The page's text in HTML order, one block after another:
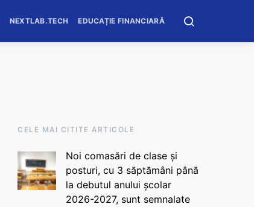
NEXTLAB.TECH EDUCAȚIE FINANCIARĂ
CELE MAI CITITE ARTICOLE
Noi comasări de clase și
posturi, cu 3 săptămâni până
la debutul anului școlar
2026-2027, sunt semnalate